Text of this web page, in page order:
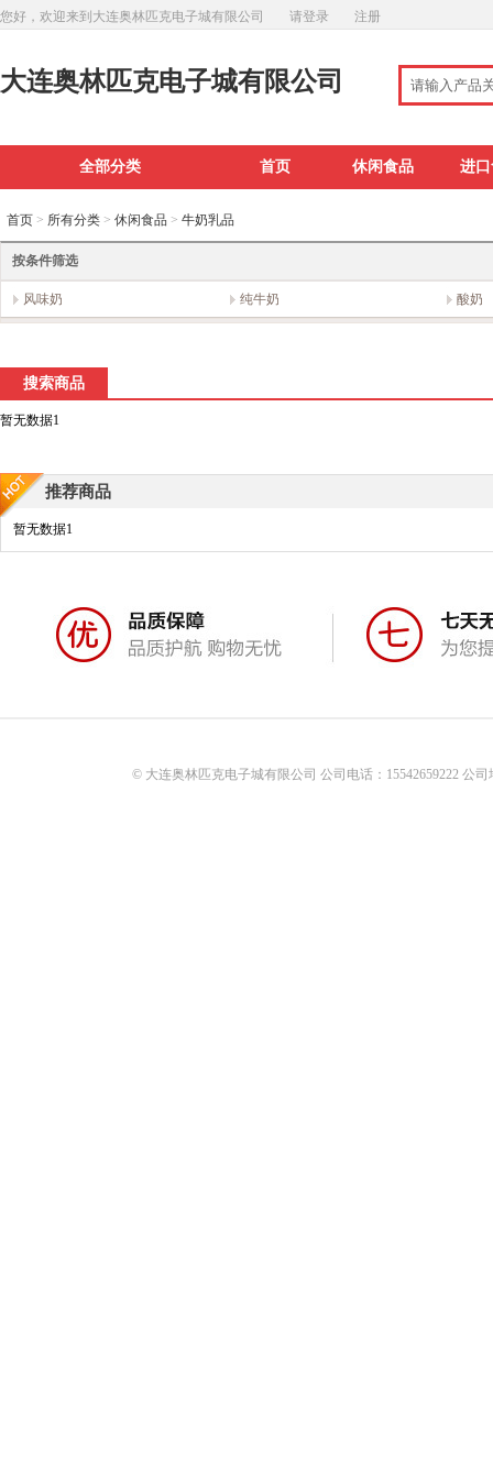
您好，欢迎来到大连奥林匹克电子城有限公司 请登录 注册
大连奥林匹克电子城有限公司
全部分类 首页 休闲食品 进
首页 > 所有分类 > 休闲食品 > 牛奶乳品
按条件筛选
风味奶 纯牛奶 酸奶
搜索商品
暂无数据1
推荐商品
暂无数据1
© 大连奥林匹克电子城有限公司 公司电话：15542659222 公